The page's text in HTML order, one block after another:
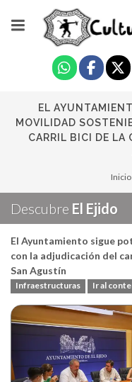
EL
MOVILIDAD
CARRIL BICI DE LA
Inicio
Descubre El Ejido
El Ayuntamiento sigue
con la adjudicación del
San Agustín
Infraestructuras Ir al